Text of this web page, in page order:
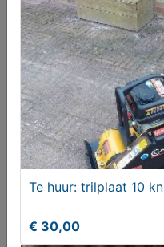
Oecomix 2T, vat a 5 liter
€ 28,00
Te huur: trilplaat 10 kn
€ 30,00